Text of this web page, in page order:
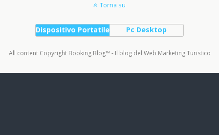
Torna su
Dispositivo Portatile Pc Desktop
All content Copyright Booking Blog™ - Il blog del Web Marketing Turistico